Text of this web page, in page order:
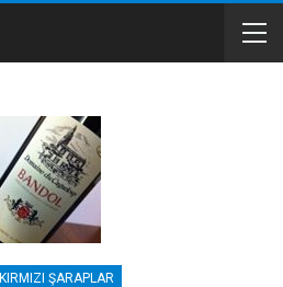
KIRMIZI ŞARAPLAR